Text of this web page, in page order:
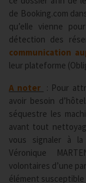
de Booking.com
qu’elle vienne
détection des
communication
leur plateforme
A noter : Pour
avoir besoin
séquestre les
avant tout
vous signaler à
Véronique
volontaires d’une
élément susceptible